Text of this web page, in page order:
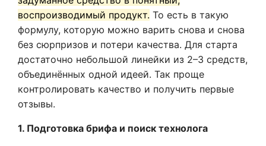
воспроизводимый продукт. То есть в такую
формулу, которую можно варить снова и снова
без сюрпризов и потери качества. Для старта
достаточно небольшой линейки из 2–3 средств,
объединённых одной идеей. Так проще
контролировать качество и получить первые
отзывы.
1. Подготовка брифа и поиск технолога